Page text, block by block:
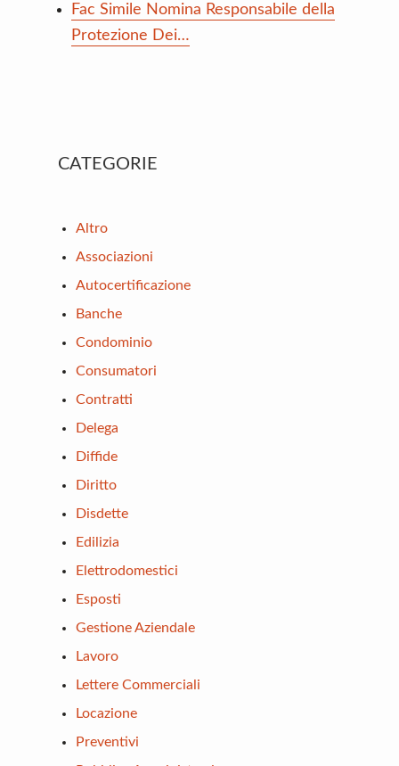
Fac Simile Nomina Responsabile della
Protezione Dei…
Primary
CATEGORIE
Altro
Associazioni
Autocertificazione
Banche
Condominio
Consumatori
Contratti
Delega
Diffide
Diritto
Disdette
Edilizia
Elettrodomestici
Esposti
Gestione Aziendale
Lavoro
Lettere Commerciali
Locazione
Preventivi